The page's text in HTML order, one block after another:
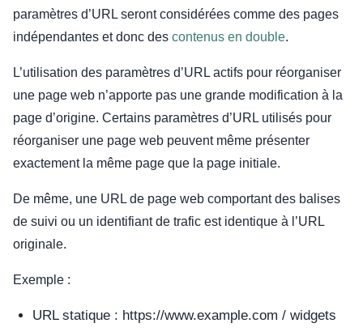
paramètres d’URL seront considérées comme des pages
indépendantes et donc des contenus en double.
L’utilisation des paramètres d’URL actifs pour réorganiser
une page web n’apporte pas une grande modification à la
page d’origine. Certains paramètres d’URL utilisés pour
réorganiser une page web peuvent même présenter
exactement la même page que la page initiale.
De même, une URL de page web comportant des balises
de suivi ou un identifiant de trafic est identique à l’URL
originale.
Exemple :
URL statique : https://www.example.com / widgets